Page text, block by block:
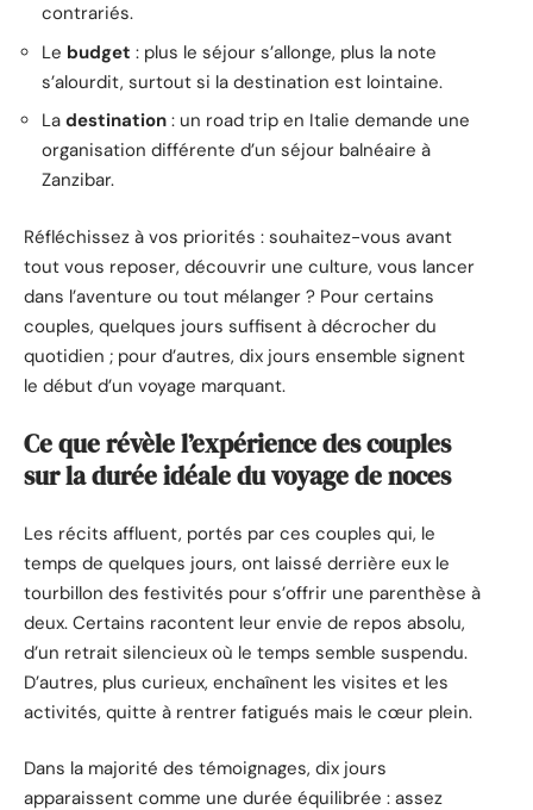
contrariés.
Le budget : plus le séjour s’allonge, plus la note
s’alourdit, surtout si la destination est lointaine.
La destination : un road trip en Italie demande une
organisation différente d’un séjour balnéaire à
Zanzibar.
Réfléchissez à vos priorités : souhaitez-vous avant
tout vous reposer, découvrir une culture, vous lancer
dans l’aventure ou tout mélanger ? Pour certains
couples, quelques jours suffisent à décrocher du
quotidien ; pour d’autres, dix jours ensemble signent
le début d’un voyage marquant.
Ce que révèle l’expérience des couples
sur la durée idéale du voyage de noces
Les récits affluent, portés par ces couples qui, le
temps de quelques jours, ont laissé derrière eux le
tourbillon des festivités pour s’offrir une parenthèse à
deux. Certains racontent leur envie de repos absolu,
d’un retrait silencieux où le temps semble suspendu.
D’autres, plus curieux, enchaînent les visites et les
activités, quitte à rentrer fatigués mais le cœur plein.
Dans la majorité des témoignages, dix jours
apparaissent comme une durée équilibrée : assez